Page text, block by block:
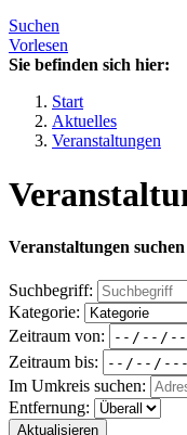
Suchen
Vorlesen
Sie befinden sich hier:
Start
Aktuelles
Veranstaltungen
Veranstaltungen
Suchbegriff:
Kategorie:
Zeitraum von:
Zeitraum bis:
Im Umkreis suchen:
Entfernung:
Aktualisieren